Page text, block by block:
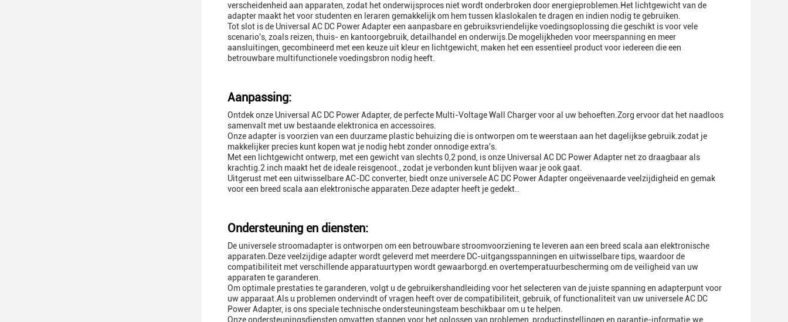
verscheidenheid aan apparaten, zodat het onderwijsproces niet wordt onderbroken door energieproblemen.Het lichtgewicht van de
adapter maakt het voor studenten en leraren gemakkelijk om hem tussen klaslokalen te dragen en indien nodig te gebruiken.
Tot slot is de Universal AC DC Power Adapter een aanpasbare en gebruiksvriendelijke voedingsoplossing die geschikt is voor vele
scenario's, zoals reizen, thuis- en kantoorgebruik, detailhandel en onderwijs.De mogelijkheden voor meerspanning en meer
aansluitingen, gecombineerd met een keuze uit kleur en lichtgewicht, maken het een essentieel product voor iedereen die een
betrouwbare multifunctionele voedingsbron nodig heeft.
Aanpassing:
Ontdek onze Universal AC DC Power Adapter, de perfecte Multi-Voltage Wall Charger voor al uw behoeften.Zorg ervoor dat het naadloos
samenvalt met uw bestaande elektronica en accessoires.
Onze adapter is voorzien van een duurzame plastic behuizing die is ontworpen om te weerstaan aan het dagelijkse gebruik.zodat je
makkelijker precies kunt kopen wat je nodig hebt zonder onnodige extra's.
Met een lichtgewicht ontwerp, met een gewicht van slechts 0,2 pond, is onze Universal AC DC Power Adapter net zo draagbaar als
krachtig.2 inch maakt het de ideale reisgenoot., zodat je verbonden kunt blijven waar je ook gaat.
Uitgerust met een uitwisselbare AC-DC converter, biedt onze universele AC DC Power Adapter ongeëvenaarde veelzijdigheid en gemak
voor een breed scala aan elektronische apparaten.Deze adapter heeft je gedekt..
Ondersteuning en diensten:
De universele stroomadapter is ontworpen om een betrouwbare stroomvoorziening te leveren aan een breed scala aan elektronische
apparaten.Deze veelzijdige adapter wordt geleverd met meerdere DC-uitgangsspanningen en uitwisselbare tips, waardoor de
compatibiliteit met verschillende apparatuurtypen wordt gewaarborgd.en overtemperatuurbescherming om de veiligheid van uw
apparaten te garanderen.
Om optimale prestaties te garanderen, volgt u de gebruikershandleiding voor het selecteren van de juiste spanning en adapterpunt voor
uw apparaat.Als u problemen ondervindt of vragen heeft over de compatibiliteit, gebruik, of functionaliteit van uw universele AC DC
Power Adapter, is ons speciale technische ondersteuningsteam beschikbaar om u te helpen.
Onze ondersteuningsdiensten omvatten stappen voor het oplossen van problemen, productinstellingen en garantie-informatie.we